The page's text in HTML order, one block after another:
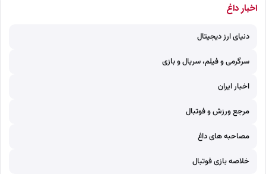
اخبار داغ
دنیای ارز دیجیتال
سرگرمی و فیلم، سریال و بازی
اخبار ایران
مرجع ورزش و فوتبال
مصاحبه های داغ
خلاصه بازی فوتبال